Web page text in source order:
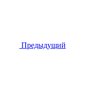
Предыдущий